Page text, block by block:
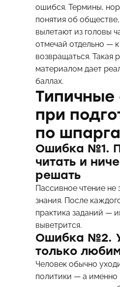
ошибся. Термины,
понятия об
вылетают из головы
отмечай отдельно —
возвращаться. Такая
материалом дает
баллах.
Типичные
при
по
Ошибка №1.
читать и
решать
Пассивное чтение не
знания. После
практика заданий —
выветрится.
Ошибка №2.
только
Человек обычно
политики — а именно